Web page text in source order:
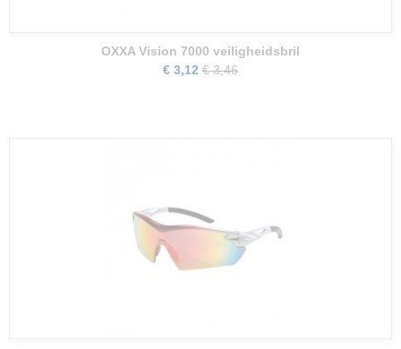
OXXA Vision 7000 veiligheidsbril
€ 3,12 € 3,46